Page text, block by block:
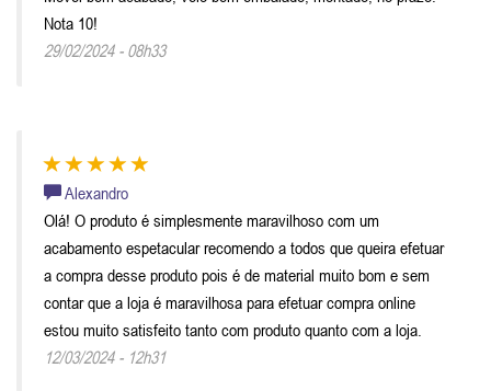
Nota 10!
29/02/2024 - 08h33
Alexandro
Olá! O produto é simplesmente maravilhoso com um
acabamento espetacular recomendo a todos que queira efetuar
a compra desse produto pois é de material muito bom e sem
contar que a loja é maravilhosa para efetuar compra online
estou muito satisfeito tanto com produto quanto com a loja.
12/03/2024 - 12h31